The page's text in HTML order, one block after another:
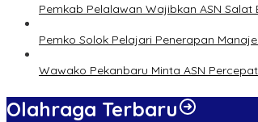
Pemkab Pelalawan Wajibkan ASN
Pemko Solok Pelajari Penerapan
Wawako Pekanbaru Minta ASN
Olahraga Terbaru